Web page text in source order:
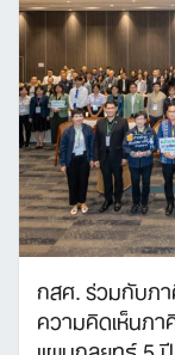
กสศ. ร่วมกับภ
ความคิดเห็นภา